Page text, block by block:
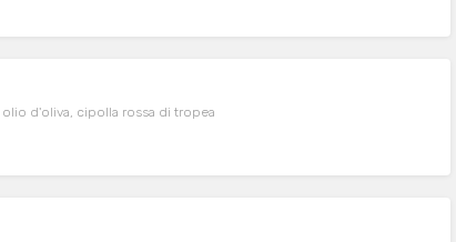
d'oliva, cipolla rossa di tropea